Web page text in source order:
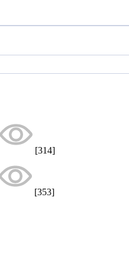
[314]
[353]